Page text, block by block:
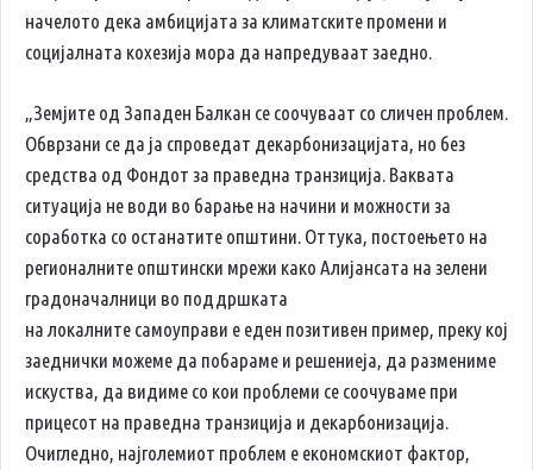
начелото дека амбицијата за климатските промени и
социјалната кохезија мора да напредуваат заедно.
„Земјите од Западен Балкан се соочуваат со сличен проблем.
Обврзани се да ја спроведат декарбонизацијата, но без
средства од Фондот за праведна транзиција. Ваквата
ситуација не води во барање на начини и можности за
соработка со останатите општини. Оттука, постоењето на
регионалните општински мрежи како Алијансата на зелени
градоначалници во поддршката
на локалните самоуправи е еден позитивен пример, преку кој
заеднички можеме да побараме и решениеја, да размениме
искуства, да видиме со кои проблеми се соочуваме при
прицесот на праведна транзиција и декарбонизација.
Очигледно, најголемиот проблем е економскиот фактор,